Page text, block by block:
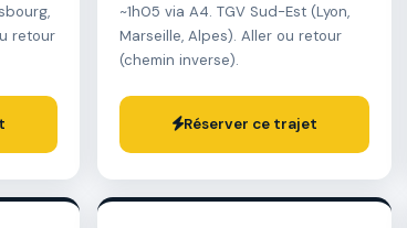
retour
~1h05 via A4. TGV Sud-Est (Lyon,
Marseille, Alpes). Aller ou retour
(chemin inverse).
Réserver ce trajet